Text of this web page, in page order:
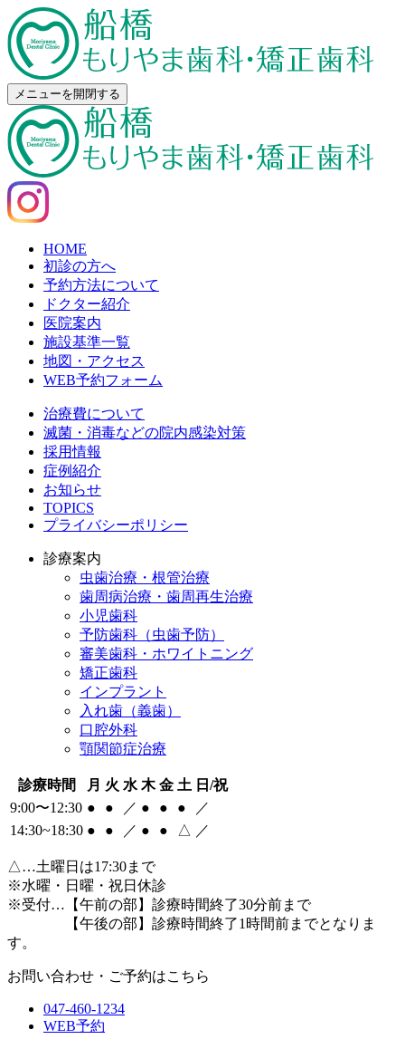
メニューを開閉する
HOME
初診の方へ
予約方法について
ドクター紹介
医院案内
施設基準一覧
地図・アクセス
WEB予約フォーム
治療費について
滅菌・消毒などの院内感染対策
採用情報
症例紹介
お知らせ
TOPICS
プライバシーポリシー
診療案内
虫歯治療・根管治療
歯周病治療・歯周再生治療
小児歯科
予防歯科（虫歯予防）
審美歯科・ホワイトニング
矯正歯科
インプラント
入れ歯（義歯）
口腔外科
顎関節症治療
診療時間 月 火 水 木 金 土 日/祝
9:00〜12:30 ● ● ／ ● ● ●
／
14:30~18:30 ● ● ／ ● ● △ ／
△…土曜日は17:30まで
※水曜・日曜・祝日休診
※受付…【午前の部】診療時間終了30分前まで
【午後の部】診療時間終了1時間前までとなりま
す。
お問い合わせ・ご予約はこちら
047-460-1234
WEB予約